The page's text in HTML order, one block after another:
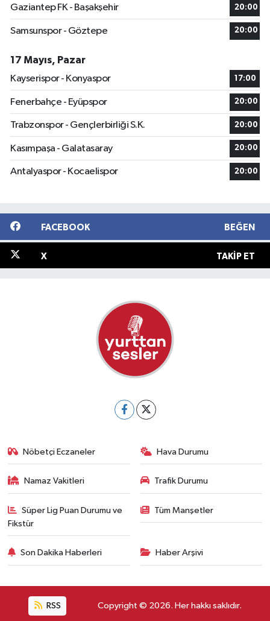
Gaziantep FK - Başakşehir 20:00
Samsunspor - Göztepe 20:00
17 Mayıs, Pazar
Kayserispor - Konyaspor
17:00
Fenerbahçe - Eyüpspor 20:00
Trabzonspor - Gençlerbirliği S.K. 20:00
Kasımpaşa - Galatasaray 20:00
Antalyaspor - Kocaelispor 20:00
FACEBOOK BEĞEN
X TAKIP ET
Nöbetçi Eczaneler Hava Durumu
Namaz Vakitleri Trafik Durumu
Süper Lig Puan Durumu ve
Fikstür
Tüm Manşetler
Son Dakika Haberleri Haber Arşivi
RSS Copyright © 2026. Her hakkı saklıdır.